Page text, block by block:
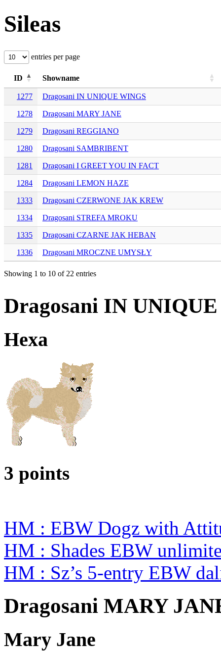
Sileas
entries per page
ID Showname
1277 Dragosani IN UNIQUE WINGS
1278 Dragosani MARY JANE
1279 Dragosani REGGIANO
1280 Dragosani SAMBRIBENT
1281 Dragosani I GREET YOU IN FACT
1284 Dragosani LEMON HAZE
1333 Dragosani CZERWONE JAK KREW
1334 Dragosani STREFA MROKU
1335 Dragosani CZARNE JAK HEBAN
1336 Dragosani MROCZNE UMYSŁY
Showing 1 to 10 of 22 entries
Dragosani IN
Hexa
3 points
HM : EBW Dogz with
HM : Shades EBW
HM : Sz’s 5-entry EBW
Dragosani MARY
Mary Jane